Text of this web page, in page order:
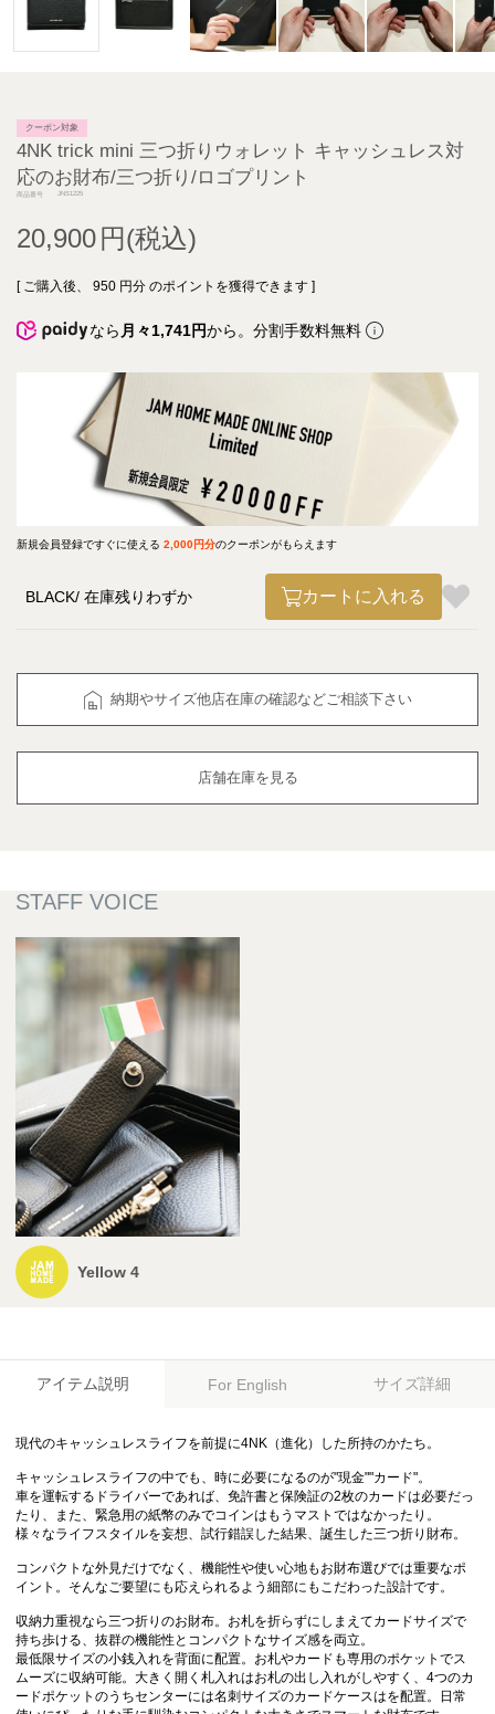
クーポン対象
4NK trick mini 三つ折りウォレット キャッシュレス対
応のお財布/三つ折り/ロゴプリント
商品番号 JNS1225
20,900
[ ご購入後、 950 円分 のポイントを獲得できます ]
なら 月々1,741円から。分割手数料無料
新規会員登録ですぐに使える 2,000円分のクーポンがもらえます
BLACK 在庫残りわずか カートに入れる
納期やサイズ他店在庫の確認などご相談下さい
店舗在庫を見る
Yellow 4
アイテム説明 For English サイズ詳細
現代のキャッシュレスライフを前提に4NK（進化）した所持のかたち。
キャッシュレスライフの中でも、時に必要になるのが"現金""カード"。
車を運転するドライバーであれば、免許書と保険証の2枚のカードは必要だっ
たり、また、緊急用の紙幣のみでコインはもうマストではなかったり。
様々なライフスタイルを妄想、試行錯誤した結果、誕生した三つ折り財布。
コンパクトな外見だけでなく、機能性や使い心地もお財布選びでは重要なポ
イント。そんなご要望にも応えられるよう細部にもこだわった設計です。
収納力重視なら三つ折りのお財布。お札を折らずにしまえてカードサイズで
持ち歩ける、抜群の機能性とコンパクトなサイズ感を両立。
最低限サイズの小銭入れを背面に配置。お札やカードも専用のポケットでス
ムーズに収納可能。大きく開く札入れはお札の出し入れがしやすく、4つのカ
ードポケットのうちセンターには名刺サイズのカードケースはを配置。日常